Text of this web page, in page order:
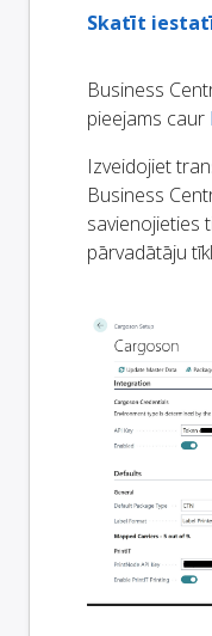
Skatīt
Business
pieejams caur
Izveidojiet
Business
savienojieties
pārvadātāju